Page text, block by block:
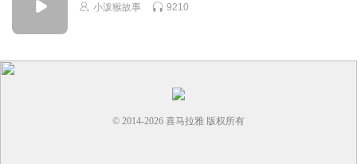
小泼猴故事 9210
© 2014-2026 喜马拉雅 版权所有